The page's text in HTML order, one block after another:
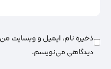
ذخیره نام، ایمیل و وبسایت من
دیدگاهی می‌نویسم.